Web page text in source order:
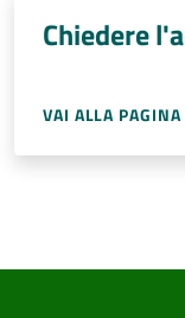
Chiedere
VAI ALLA PAGINA